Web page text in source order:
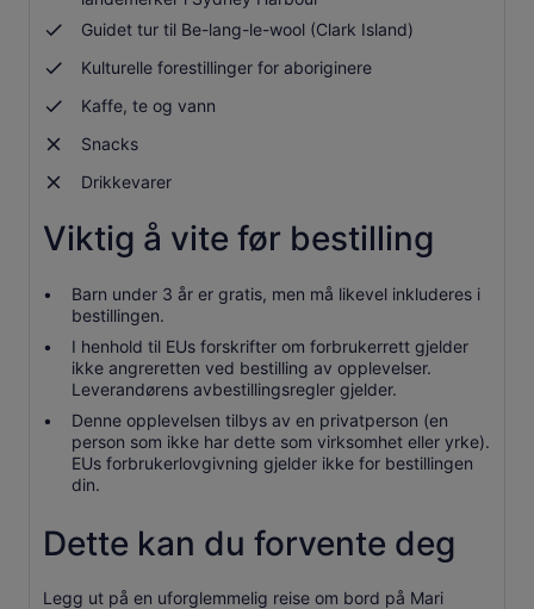
Guidet tur til Be-lang-le-wool (Clark Island)
Kulturelle forestillinger for aboriginere
Kaffe, te og vann
Snacks
Drikkevarer
Viktig å vite før bestilling
Barn under 3 år er gratis, men må likevel inkluderes i
bestillingen.
I henhold til EUs forskrifter om forbrukerrett gjelder
ikke angreretten ved bestilling av opplevelser.
Leverandørens avbestillingsregler gjelder.
Denne opplevelsen tilbys av en privatperson (en
person som ikke har dette som virksomhet eller yrke).
EUs forbrukerlovgivning gjelder ikke for bestillingen
din.
Dette kan du forvente deg
Legg ut på en uforglemmelig reise om bord på Mari